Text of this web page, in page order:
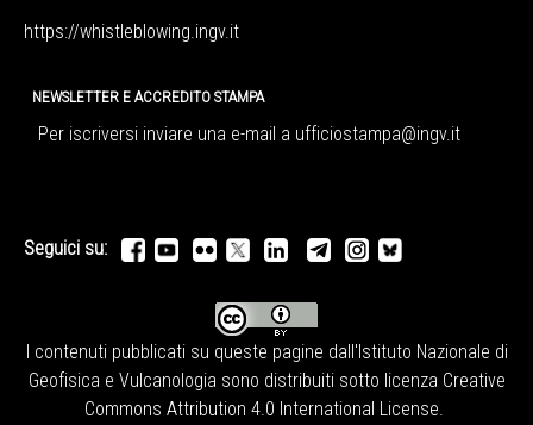
https://whistleblowing.ingv.it
NEWSLETTER E ACCREDITO STAMPA
Per iscriversi inviare una e-mail a ufficiostampa@ingv.it
Seguici su:
I contenuti pubblicati su queste pagine dall'Istituto Nazionale di
Geofisica e Vulcanologia sono distribuiti sotto licenza Creative
Commons Attribution 4.0 International License.